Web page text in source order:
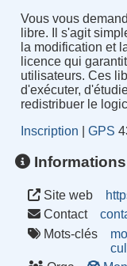
Vous vous
libre. Il s'agit
la modification et
licence qui
utilisateurs. Ces
d'exécuter,
redistribuer le
Inscription
GPS
Informations
Site web
Contact
Mots-clés